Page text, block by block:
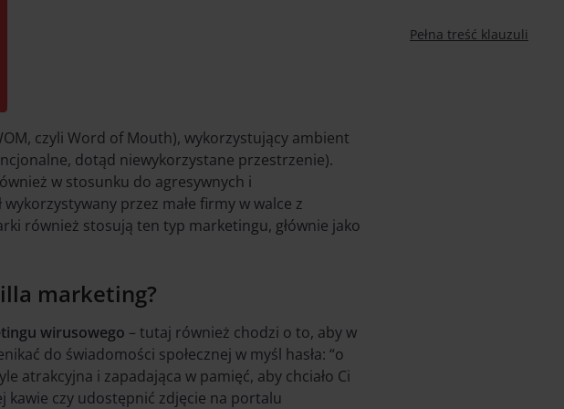
czyli Word of Mouth), wykorzystujący ambient
dotąd niewykorzystane przestrzenie).
w stosunku do agresywnych i
przez małe firmy w walce z
również stosują ten typ marketingu, głównie jako
marketing?
wirusowego – tutaj również chodzi o to, aby w
do świadomości społecznej w myśl hasła: “o
atrakcyjna i zapadająca w pamięć, aby chciało Ci
czy udostępnić zdjęcie na portalu
Pełna treść klauzuli